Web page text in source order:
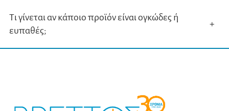
Τι γίνεται αν κάποιο προϊόν είναι ογκώδες ή
ευπαθές;
+